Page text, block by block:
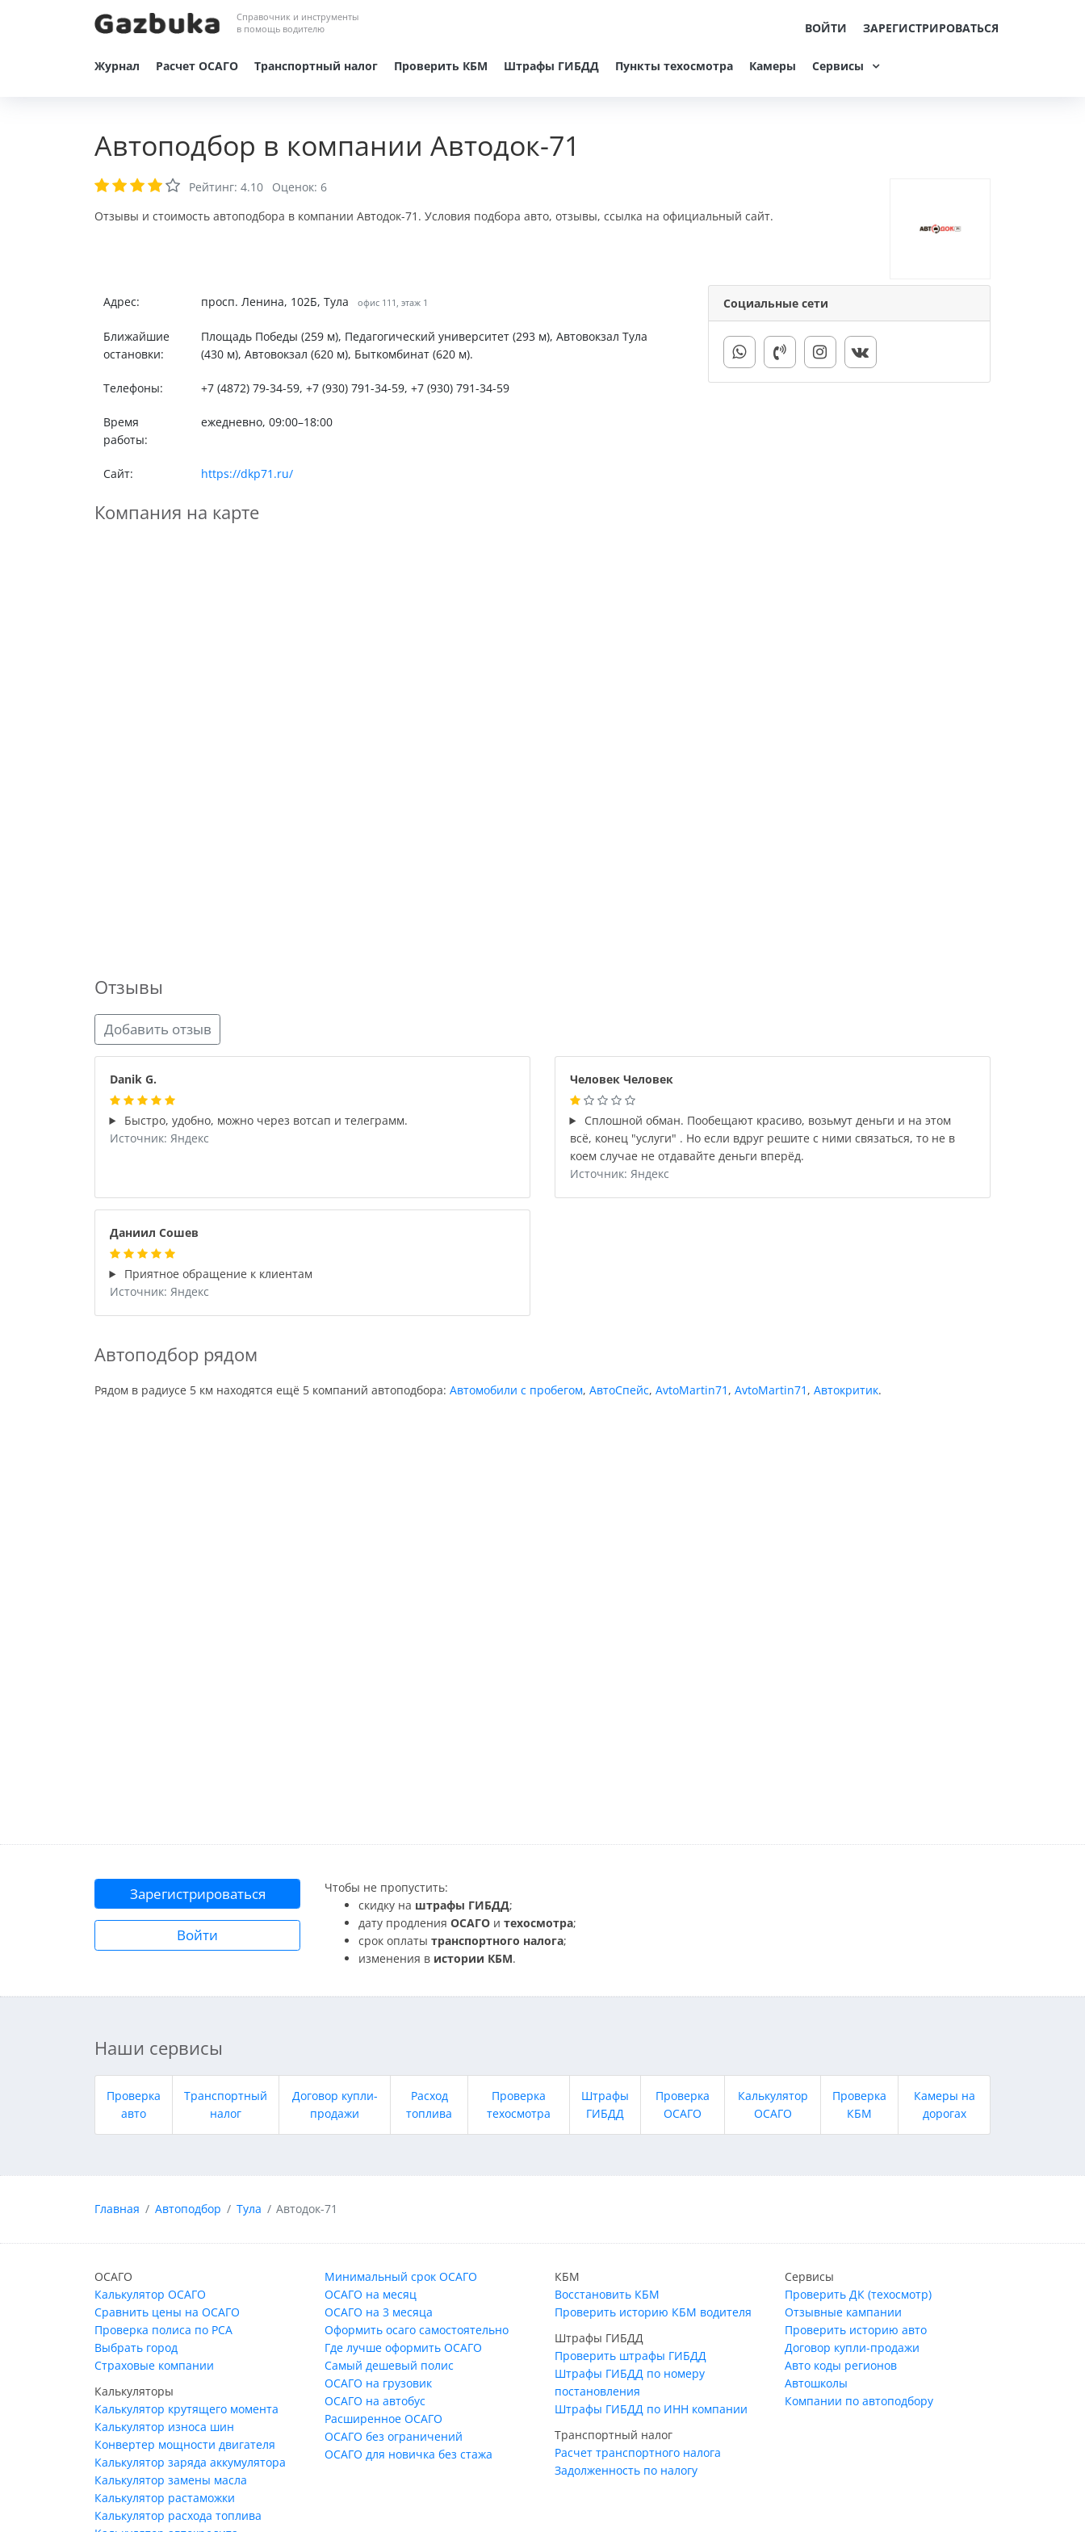
Справочник и инструменты
в помощь водителю
ВОЙТИ ЗАРЕГИСТРИРОВАТЬСЯ
Журнал Расчет ОСАГО Транспортный налог Проверить КБМ Штрафы ГИБДД Пункты техосмотра Камеры Сервисы
Автоподбор в компании Автодок-71
Рейтинг: 4.10 Оценок: 6
Отзывы и стоимость автоподбора в компании Автодок-71. Условия подбора авто, отзывы, ссылка на официальный сайт.
Адрес: просп. Ленина, 102Б, Тула офис 111, этаж 1
Ближайшие
остановки:
Площадь Победы (259 м), Педагогический университет (293 м), Автовокзал Тула
(430 м), Автовокзал (620 м), Быткомбинат (620 м).
Телефоны: +7 (4872) 79-34-59, +7 (930) 791-34-59, +7 (930) 791-34-59
Время
работы:
ежедневно, 09:00–18:00
Сайт: https://dkp71.ru/
Социальные сети
Компания на карте
Отзывы
Добавить отзыв
Danik G.
Быстро, удобно, можно через вотсап и телеграмм.
Источник: Яндекс
Человек Человек
Сплошной обман. Пообещают красиво, возьмут деньги и на этом
всё, конец "услуги" . Но если вдруг решите с ними связаться, то не в
коем случае не отдавайте деньги вперёд.
Источник: Яндекс
Даниил Сошев
Приятное обращение к клиентам
Источник: Яндекс
Автоподбор рядом
Рядом в радиусе 5 км находятся ещё 5 компаний автоподбора: Автомобили с пробегом, АвтоСпейс, AvtoMartin71 , AvtoMartin71 , Автокритик.
Зарегистрироваться
Войти
Чтобы не пропустить:
скидку на штрафы ГИБДД;
дату продления ОСАГО и техосмотра;
срок оплаты транспортного налога;
изменения в истории КБМ.
Наши сервисы
Проверка
авто
Транспортный
налог
Договор купли-
продажи
Расход
топлива
Проверка
техосмотра
Штрафы
ГИБДД
Проверка
ОСАГО
Калькулятор
ОСАГО
Проверка
КБМ
Камеры на
дорогах
Главная Автоподбор Тула Автодок-71
ОСАГО
Калькулятор ОСАГО
Сравнить цены на ОСАГО
Проверка полиса по РСА
Выбрать город
Страховые компании
Калькуляторы
Калькулятор крутящего момента
Калькулятор износа шин
Конвертер мощности двигателя
Калькулятор заряда аккумулятора
Калькулятор замены масла
Калькулятор растаможки
Калькулятор расхода топлива
Минимальный срок ОСАГО
ОСАГО на месяц
ОСАГО на 3 месяца
Оформить осаго самостоятельно
Где лучше оформить ОСАГО
Самый дешевый полис
ОСАГО на грузовик
ОСАГО на автобус
Расширенное ОСАГО
ОСАГО без ограничений
ОСАГО для новичка без стажа
КБМ
Восстановить КБМ
Проверить историю КБМ водителя
Штрафы ГИБДД
Проверить штрафы ГИБДД
Штрафы ГИБДД по номеру
постановления
Штрафы ГИБДД по ИНН компании
Транспортный налог
Расчет транспортного налога
Задолженность по налогу
Сервисы
Проверить ДК (техосмотр)
Отзывные кампании
Проверить историю авто
Договор купли-продажи
Авто коды регионов
Автошколы
Компании по автоподбору